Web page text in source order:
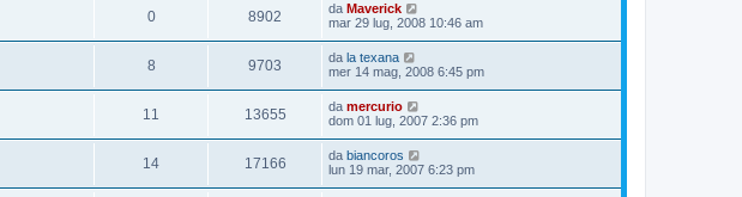
0 8902 da Maverick
mar 29 lug, 2008 10:46 am
8 9703 da la texana
mer 14 mag, 2008 6:45 pm
11 13655 da mercurio
dom 01 lug, 2007 2:36 pm
14 17166 da biancoros
lun 19 mar, 2007 6:23 pm